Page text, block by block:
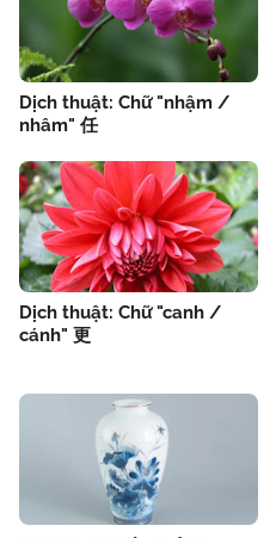
Dịch thuật: Chữ "nhậm /
nhâm" 任
Dịch thuật: Chữ "canh /
cánh" 更